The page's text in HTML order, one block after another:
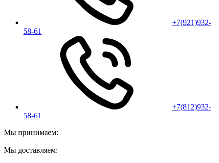
+7(921)932-
58-61
+7(812)932-
58-61
Мы принимаем:
Мы доставляем: